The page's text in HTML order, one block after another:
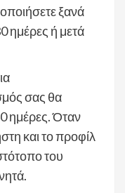
ξανά
ημέρες ή μετά
σας θα
ημέρες. Όταν
και το προφίλ
του